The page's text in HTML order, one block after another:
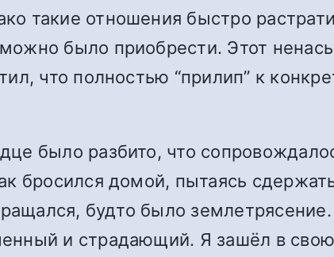
такие отношения быстро
было приобрести. Этот
что полностью “прилип” к
было разбито, что
бросился домой, пытаясь
будто было
и страдающий. Я зашёл в